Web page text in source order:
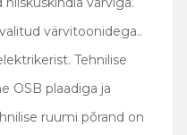
värvitoonidega..
Tehnilise
OSB plaadiga ja
ruumi põrand on